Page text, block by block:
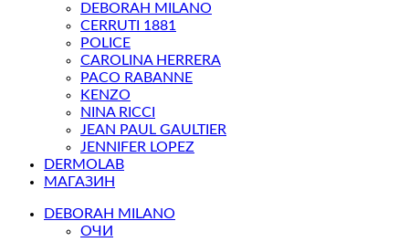
DEBORAH MILANO
CERRUTI 1881
POLICE
CAROLINA HERRERA
PACO RABANNE
KENZO
NINA RICCI
JEAN PAUL GAULTIER
JENNIFER LOPEZ
DERMOLAB
МАГАЗИН
DEBORAH MILANO
ОЧИ